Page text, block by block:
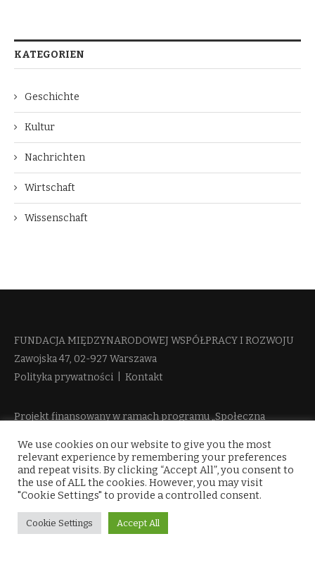
KATEGORIEN
Geschichte
Kultur
Nachrichten
Wirtschaft
Wissenschaft
FUNDACJA MIĘDZYNARODOWEJ WSPÓŁPRACY I ROZWOJU​
Zawojska 47, 02-927 Warszawa
Polityka prywatności
Kontakt
Projekt finansowany w ramach programu „Społeczna
więcej informacji
We use cookies on our website to give you the most
relevant experience by remembering your preferences
and repeat visits. By clicking “Accept All”, you consent to
the use of ALL the cookies. However, you may visit
"Cookie Settings" to provide a controlled consent.
Cookie Settings Accept All